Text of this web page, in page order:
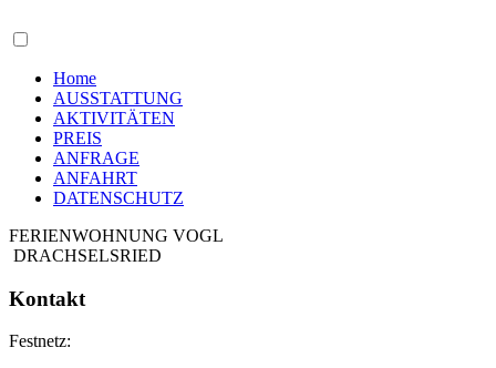
Home
AUSSTATTUNG
AKTIVITÄTEN
PREIS
ANFRAGE
ANFAHRT
DATENSCHUTZ
FERIENWOHNUNG VOGL
DRACHSELSRIED
Kontakt
Festnetz: